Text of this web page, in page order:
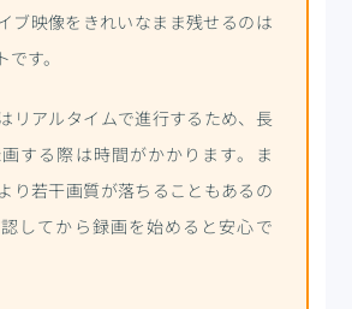
ブ映像をきれいなまま残せるのは
す。
リアルタイムで進行するため、長
する際は時間がかかります。ま
り若干画質が落ちることもあるの
してから録画を始めると安心で